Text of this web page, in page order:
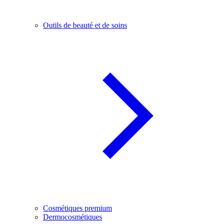
Outils de beauté et de soins
Cosmétiques premium
Dermocosmétiques